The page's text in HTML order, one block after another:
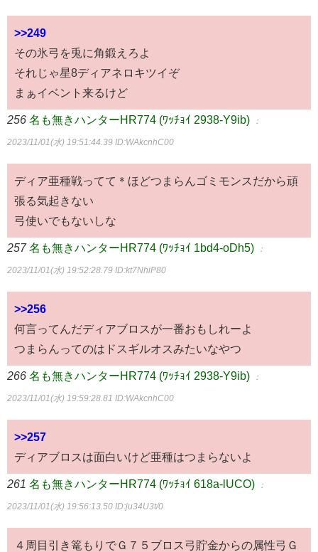
>>249
その氷弓を兎に角鍛えろよ
それじゃ星8ディアネロキツイぞ
まぁイベント来るけど
256 名も無きハンターHR774 (ﾜｯﾁｮｲ 2938-Y9ib) ：
2023/11/01(水) 19:51:44.39 ID:WAkcnhC00
ディア亜種戦ってて＊ほどつまらんゴミモンスだから頑
張る気起きない
弓使いでもないしな
257 名も無きハンターHR774 (ﾜｯﾁｮｲ 1bd4-oDh5) ：
2023/11/01(水) 19:52:28.79 ID:kt7NhiP80
>>256
何言ってんだディアブロスが一番おもしれーよ
つまらんってのはドスギルオスみたいなやつ
266 名も無きハンターHR774 (ﾜｯﾁｮｲ 2938-Y9ib) ：
2023/11/01(水) 19:59:28.81 ID:WAkcnhC00
>>257
ディアブロスは面白いけど亜種はつまらないよ
261 名も無きハンターHR774 (ﾜｯﾁｮｲ 618a-lUCO) ：
2023/11/01(水) 19:56:13.50 ID:ju34U3t/0
４周目引き篭もりでＧ７５ブロス弓貯金からの属性弓Ｇ